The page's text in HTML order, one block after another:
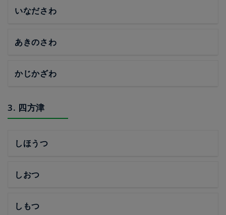
いなださわ
あきのさわ
かじかざわ
3. 四方津
しほうつ
しおつ
しもつ